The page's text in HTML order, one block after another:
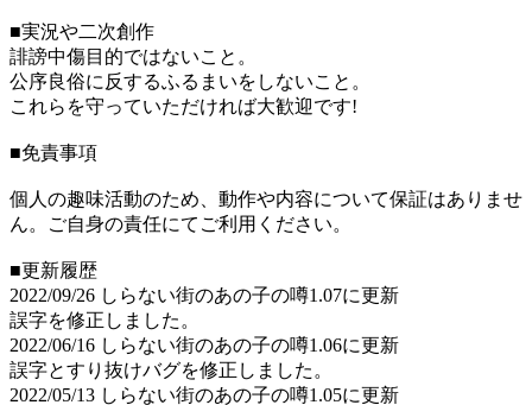
■実況や二次創作
誹謗中傷目的ではないこと。
公序良俗に反するふるまいをしないこと。
これらを守っていただければ大歓迎です!
■免責事項
個人の趣味活動のため、動作や内容について保証はありませ
ん。ご自身の責任にてご利用ください。
■更新履歴
2022/09/26 しらない街のあの子の噂1.07に更新
誤字を修正しました。
2022/06/16 しらない街のあの子の噂1.06に更新
誤字とすり抜けバグを修正しました。
2022/05/13 しらない街のあの子の噂1.05に更新